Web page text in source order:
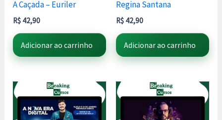
A Caçada – Euriler
R$ 42,90
Adicionar ao carrinho
Regina Santana
R$ 42,90
Adicionar ao carrinho